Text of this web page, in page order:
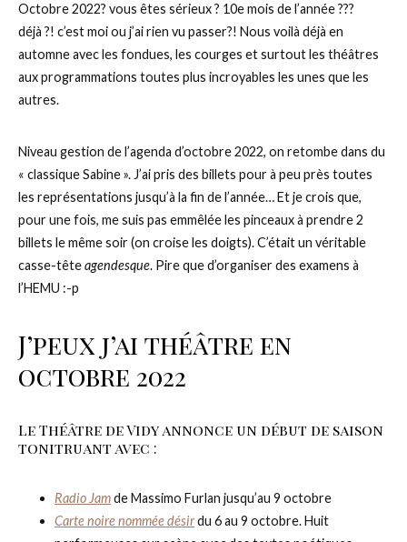
Octobre 2022? vous êtes sérieux ? 10e mois de l’année ???
déjà ?! c’est moi ou j’ai rien vu passer?! Nous voilà déjà en
automne avec les fondues, les courges et surtout les théâtres
aux programmations toutes plus incroyables les unes que les
autres.
Niveau gestion de l’agenda d’octobre 2022, on retombe dans du
« classique Sabine ». J’ai pris des billets pour à peu près toutes
les représentations jusqu’à la fin de l’année… Et je crois que,
pour une fois, me suis pas emmêlée les pinceaux à prendre 2
billets le même soir (on croise les doigts). C’était un véritable
casse-têteagendesque. Pire que d’organiser des examens à
l’HEMU :-p
J’peux j’ai théâtre en
octobre 2022
Le Théâtre de Vidy annonce un début de saison
tonitruant avec :
Radio Jamde Massimo Furlan jusqu’au 9 octobre
Carte noire nommée désirdu 6 au 9 octobre. Huit